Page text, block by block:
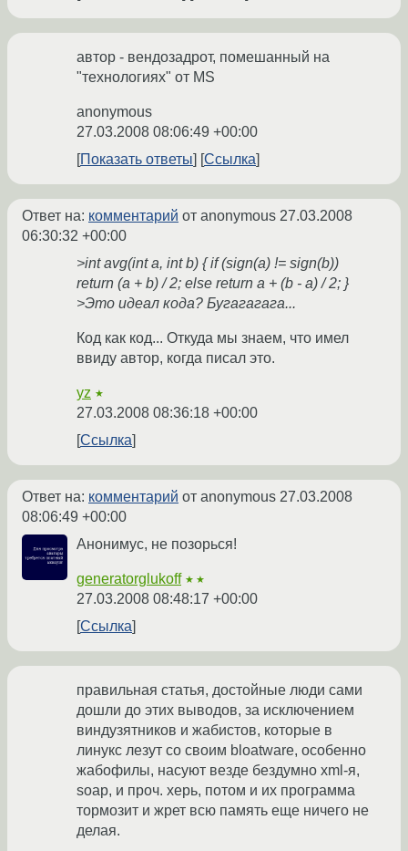
автор - вендозадрот, помешанный на
"технологиях" от MS
anonymous
27.03.2008 08:06:49 +00:00
Показать ответы
Ссылка
Ответ на: комментарий от anonymous 27.03.2008
06:30:32 +00:00
>int avg(int a, int b) { if (sign(a) != sign(b))
return (a + b) / 2; else return a + (b - a) / 2; }
>Это идеал кода? Бугагагага...
Код как код... Откуда мы знаем, что имел
ввиду автор, когда писал это.
yz ★
27.03.2008 08:36:18 +00:00
Ссылка
Ответ на: комментарий от anonymous 27.03.2008
08:06:49 +00:00
Анонимус, не позорься!
generatorglukoff ★★
27.03.2008 08:48:17 +00:00
Ссылка
правильная статья, достойные люди сами
дошли до этих выводов, за исключением
виндузятников и жабистов, которые в
линукс лезут со своим bloatware, особенно
жабофилы, насуют везде бездумно xml-я,
soap, и проч. херь, потом и их программа
тормозит и жрет всю память еще ничего не
делая.